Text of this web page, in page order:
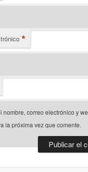
*
nombre, correo electrónico y
la próxima vez que comente.